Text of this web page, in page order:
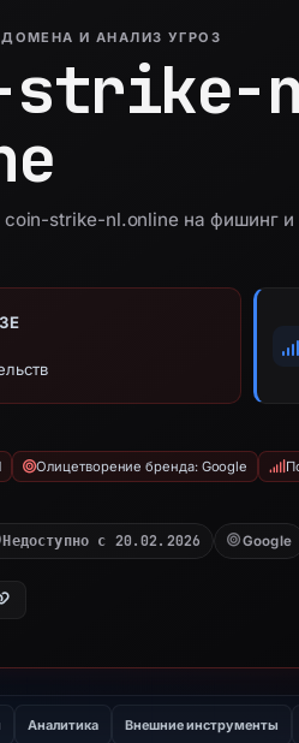
И АНАЛИЗ УГРОЗ
strike-nl.online на фишинг и
Олицетворение бренда: Google
Недоступно с 20.02.2026 Google
Аналитика Внешние инструменты